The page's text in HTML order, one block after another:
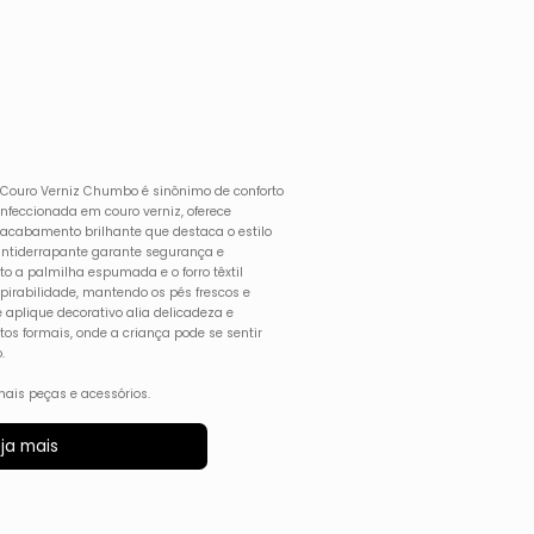
Verniz Chumbo é sinônimo de conforto
em couro verniz, oferece
brilhante que destaca o estilo
garante segurança e
a palmilha espumada e o forro têxtil
mantendo os pés frescos e
aplique decorativo alia delicadeza e
formais, onde a criança pode se sentir
peças e acessórios.
mais